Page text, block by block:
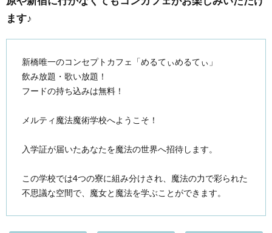
ます♪
新橋唯一のコンセプトカフェ「めるてぃめるてぃ」
飲み放題・歌い放題！
フードの持ち込みは無料！
メルティ魔法魔術学校へようこそ！
入学証が届いたあなたを魔法の世界へ招待します。
この学校では4つの寮に組み分けされ、魔法の力で彩られた
不思議な空間で、魔女と魔法を学ぶことができます。